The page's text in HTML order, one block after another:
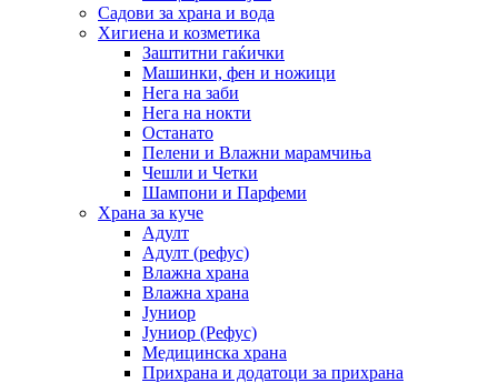
Садови за храна и вода
Хигиена и козметика
Заштитни гаќички
Машинки, фен и ножици
Нега на заби
Нега на нокти
Останато
Пелени и Влажни марамчиња
Чешли и Четки
Шампони и Парфеми
Храна за куче
Адулт
Адулт (рефус)
Влажна храна
Влажна храна
Јуниор
Јуниор (Рефус)
Медицинска храна
Прихрана и додатоци за прихрана